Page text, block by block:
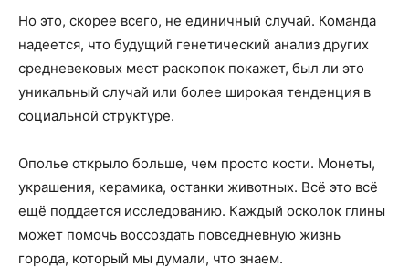
Но это, скорее всего, не единичный случай. Команда
надеется, что будущий генетический анализ других
средневековых мест раскопок покажет, был ли это
уникальный случай или более широкая тенденция в
социальной структуре.
Ополье открыло больше, чем просто кости. Монеты,
украшения, керамика, останки животных. Всё это всё
ещё поддается исследованию. Каждый осколок глины
может помочь воссоздать повседневную жизнь
города, который мы думали, что знаем.